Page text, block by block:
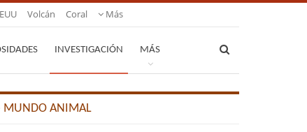
Volcán Coral Más
INVESTIGACIÓN MÁS
MUNDO ANIMAL